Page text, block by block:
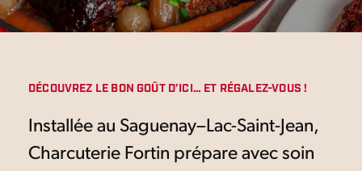
DÉCOUVREZ LE BON GOÛT D’ICI… ET RÉGALEZ-VOUS !
Installée au Saguenay–Lac-Saint-Jean,
Charcuterie Fortin prépare avec soin